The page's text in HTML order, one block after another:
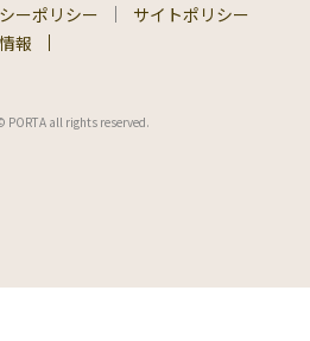
ーポリシー
サイトポリシー
報
PORTA all rights reserved.